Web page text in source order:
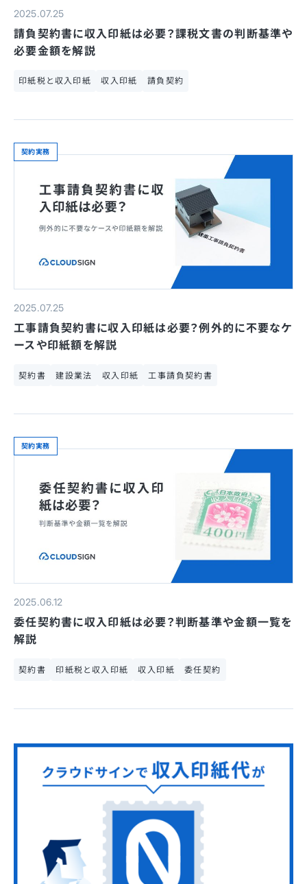
2025.07.25
請負契約書に収入印紙は必要？課税文書の判断基準や
必要金額を解説
印紙税と収入印紙 収入印紙 請負契約
契約実務
2025.07.25
工事請負契約書に収入印紙は必要？例外的に不要なケ
ースや印紙額を解説
契約書 建設業法 収入印紙 工事請負契約書
契約実務
2025.06.12
委任契約書に収入印紙は必要？判断基準や金額一覧を
解説
契約書 印紙税と収入印紙 収入印紙 委任契約